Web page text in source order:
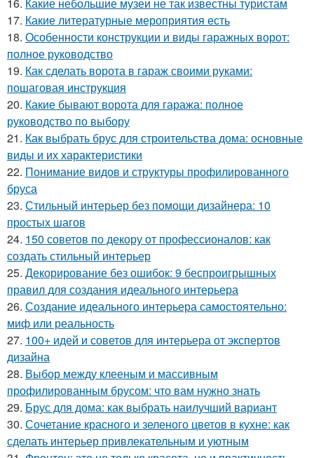
16. Какие небольшие музеи не так известны туристам
17. Какие литературные мероприятия есть
18. Особенности конструкции и виды гаражных ворот:
полное руководство
19. Как сделать ворота в гараж своими руками:
пошаговая инструкция
20. Какие бывают ворота для гаража: полное
руководство по выбору
21. Как выбрать брус для строительства дома: основные
виды и их характеристики
22. Понимание видов и структуры профилированного
бруса
23. Стильный интерьер без помощи дизайнера: 10
простых шагов
24. 150 советов по декору от профессионалов: как
создать стильный интерьер
25. Декорирование без ошибок: 9 беспроигрышных
правил для создания идеального интерьера
26. Создание идеального интерьера самостоятельно:
миф или реальность
27. 100+ идей и советов для интерьера от экспертов
дизайна
28. Выбор между клееным и массивным
профилированным брусом: что вам нужно знать
29. Брус для дома: как выбрать наилучший вариант
30. Сочетание красного и зеленого цветов в кухне: как
сделать интерьер привлекательным и уютным